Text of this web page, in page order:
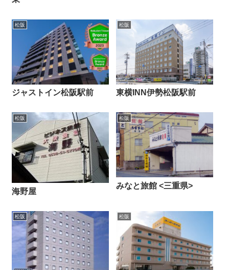
松阪
ジャストイン松阪駅前
松阪
東横INN伊勢松阪駅前
松阪
海野屋
松阪
みなと旅館 <三重県>
松阪 松阪